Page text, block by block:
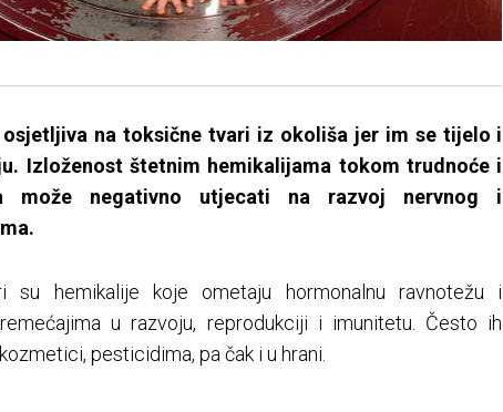
osjetljiva na toksične tvari iz okoliša jer im se tijelo i
Izloženost štetnim hemikalijama tokom trudnoće i
može negativno utjecati na razvoj nervnog i
su hemikalije koje ometaju hormonalnu ravnotežu i
u razvoju, reprodukciji i imunitetu. Često ih
pesticidima, pa čak i u hrani.